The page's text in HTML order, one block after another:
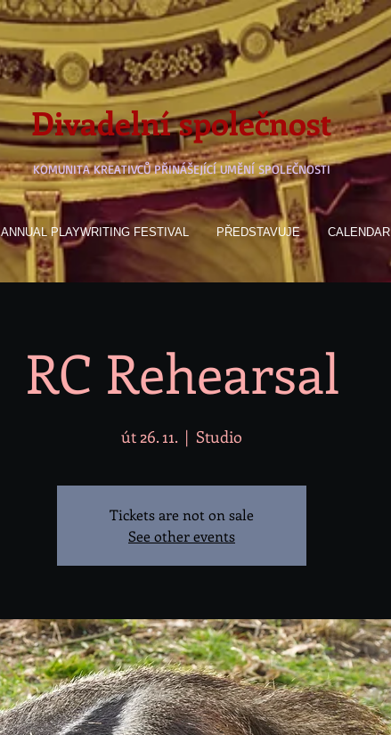
Divadelní společnost
KOMUNITA KREATIVCŮ PŘINÁŠEJÍCÍ UMĚNÍ SPOLEČNOSTI
ANNUAL PLAYWRITING FESTIVAL PŘEDSTAVUJE CALENDAR
RC Rehearsal
út 26. 11.
  |
Studio
Tickets are not on sale
See other events